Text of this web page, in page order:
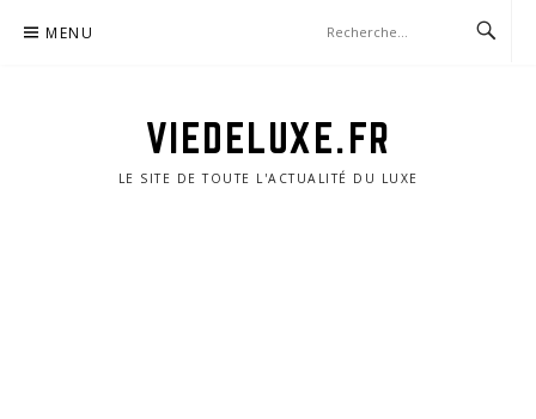
MENU
VIEDELUXE.FR
LE SITE DE TOUTE L'ACTUALITÉ DU LUXE